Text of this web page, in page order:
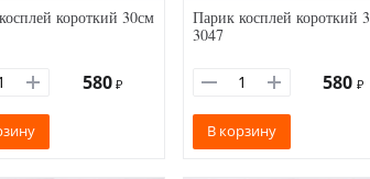
короткий 30см
580 ₽
Парик косплей короткий
3047
580 ₽
В корзину